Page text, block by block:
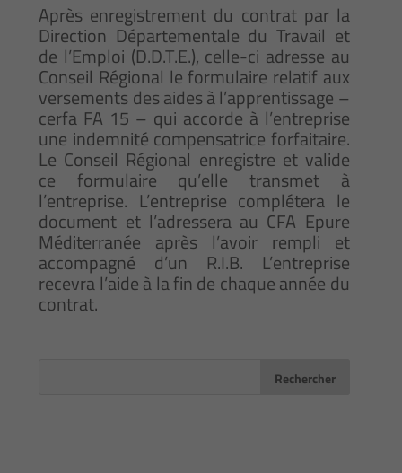
Après enregistrement du contrat par la
Direction Départementale du Travail et
de l’Emploi (D.D.T.E.), celle-ci adresse au
Conseil Régional le formulaire relatif aux
versements des aides à l’apprentissage –
cerfa FA 15 – qui accorde à l’entreprise
une indemnité compensatrice forfaitaire.
Le Conseil Régional enregistre et valide
ce formulaire qu’elle transmet à
l’entreprise. L’entreprise complétera le
document et l’adressera au CFA Epure
Méditerranée après l’avoir rempli et
accompagné d’un R.I.B. L’entreprise
recevra l’aide à la fin de chaque année du
contrat.